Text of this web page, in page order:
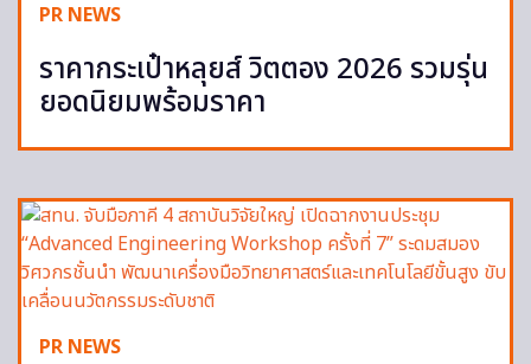
PR NEWS
ราคากระเป๋าหลุยส์ วิตตอง 2026 รวมรุ่น
ยอดนิยมพร้อมราคา
PR NEWS